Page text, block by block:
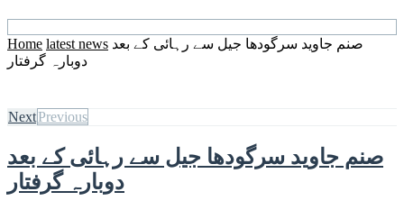
Home latest news صنم جاوید سرگودھا جیل سے رہائی کے بعد
دوبارہ گرفتار
NextPrevious
صنم جاوید سرگودھا جیل سے رہائی کے بعد
دوبارہ گرفتار